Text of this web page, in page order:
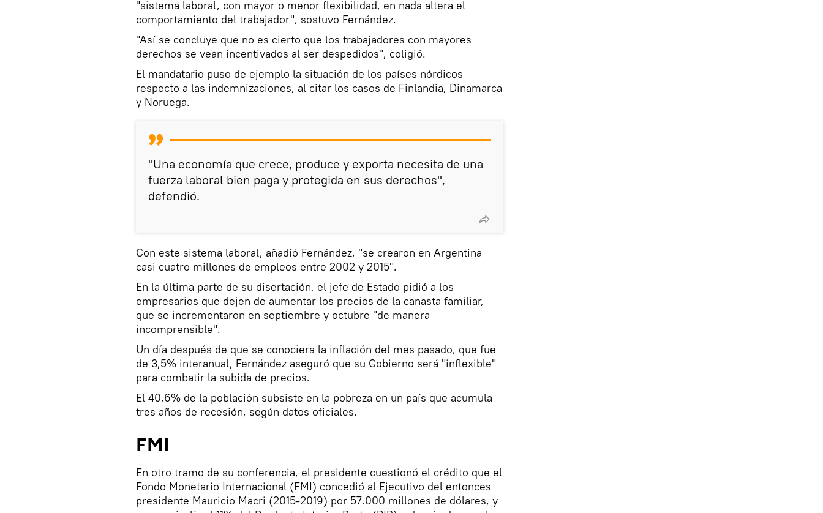
"sistema laboral, con mayor o menor flexibilidad, en nada altera el
comportamiento del trabajador", sostuvo Fernández.
"Así se concluye que no es cierto que los trabajadores con mayores
derechos se vean incentivados al ser despedidos", coligió.
El mandatario puso de ejemplo la situación de los países nórdicos
respecto a las indemnizaciones, al citar los casos de Finlandia, Dinamarca
y Noruega.
"Una economía que crece, produce y exporta necesita de una
fuerza laboral bien paga y protegida en sus derechos",
defendió.
Con este sistema laboral, añadió Fernández, "se crearon en Argentina
casi cuatro millones de empleos entre 2002 y 2015".
En la última parte de su disertación, el jefe de Estado pidió a los
empresarios que dejen de aumentar los precios de la canasta familiar,
que se incrementaron en septiembre y octubre "de manera
incomprensible".
Un día después de que se conociera la inflación del mes pasado, que fue
de 3,5% interanual, Fernández aseguró que su Gobierno será "inflexible"
para combatir la subida de precios.
El 40,6% de la población subsiste en la pobreza en un país que acumula
tres años de recesión, según datos oficiales.
FMI
En otro tramo de su conferencia, el presidente cuestionó el crédito que el
Fondo Monetario Internacional (FMI) concedió al Ejecutivo del entonces
presidente Mauricio Macri (2015-2019) por 57.000 millones de dólares, y